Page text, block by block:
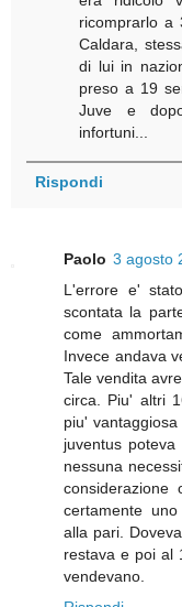
ricomprarlo a
Caldara,
di lui in
preso a 19
Juve e
infortuni...
Rispondi
Paolo 3 agosto
L'errore e'
scontata la
come
Invece andava
Tale vendita
circa. Piu' altri
piu'
juventus
nessuna
certamente
alla pari.
restava e poi al
vendevano.